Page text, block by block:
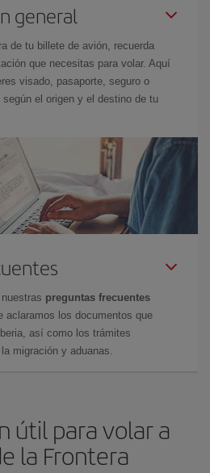
general
de tu billete de avión, recuerda
que necesitas para volar. Aquí
visado, pasaporte, seguro o
el origen y el destino de tu
preguntas frecuentes
aclaramos los documentos que
así como los trámites
migración y aduanas.
útil para volar a
la Frontera